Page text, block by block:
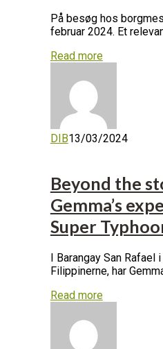
På besøg hos
februar 2024. Et
Read more
DIB13/03/2024
Beyond the
Gemma’s
Super
I Barangay San Rafael
Filippinerne, har
Read more